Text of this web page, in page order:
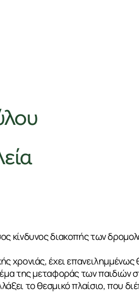
κίνδυνος διακοπής των
έχει επανειλημμένως
της μεταφοράς των παιδιών
το θεσμικό πλαίσιο, που